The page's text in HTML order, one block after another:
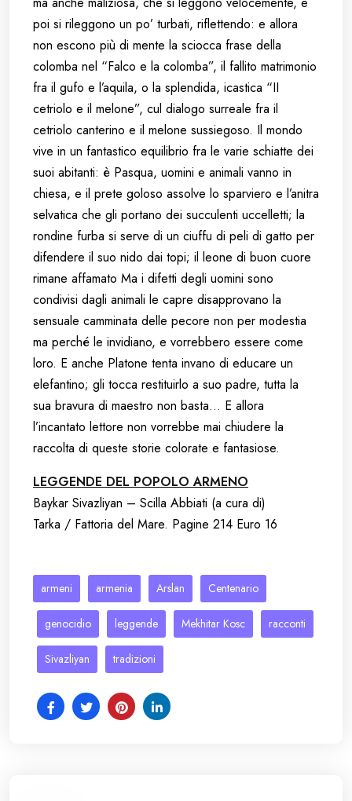
poi si rileggono un po’ turbati, riflettendo: e allora
non escono più di mente la sciocca frase della
colomba nel “Falco e la colomba”, il fallito matrimonio
fra il gufo e l’aquila, o la splendida, icastica “II
cetriolo e il melone”, cul dialogo surreale fra il
cetriolo canterino e il melone sussiegoso. Il mondo
vive in un fantastico equilibrio fra le varie schiatte dei
suoi abitanti: è Pasqua, uomini e animali vanno in
chiesa, e il prete goloso assolve lo sparviero e l’anitra
selvatica che gli portano dei succulenti uccelletti; la
rondine furba si serve di un ciuffu di peli di gatto per
difendere il suo nido dai topi; il leone di buon cuore
rimane affamato Ma i difetti degli uomini sono
condivisi dagli animali le capre disapprovano la
sensuale camminata delle pecore non per modestia
ma perché le invidiano, e vorrebbero essere come
loro. E anche Platone tenta invano di educare un
elefantino; gli tocca restituirlo a suo padre, tutta la
sua bravura di maestro non basta… E allora
l’incantato lettore non vorrebbe mai chiudere la
raccolta di queste storie colorate e fantasiose.
LEGGENDE DEL POPOLO ARMENO
Baykar Sivazliyan – Scilla Abbiati (a cura di)
Tarka / Fattoria del Mare. Pagine 214 Euro 16
armeni armenia Arslan Centenario
genocidio leggende Mekhitar Kosc racconti
Sivazliyan tradizioni